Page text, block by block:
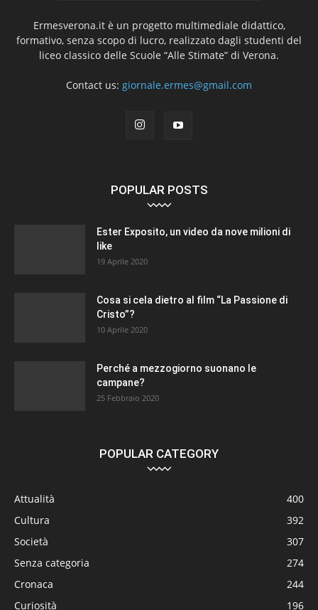
Ermesverona.it è un progetto multimediale didattico,
formativo, senza scopo di lucro, realizzato dagli studenti del
liceo classico delle Scuole “Alle Stimate” di Verona.
Contact us: giornale.ermes@gmail.com
POPULAR POSTS
Ester Exposito, un video da nove milioni di
like
19 Aprile 2020
Cosa si cela dietro al film “La Passione di
Cristo”?
10 Aprile 2020
Perché a mezzogiorno suonano le
campane?
25 Febbraio 2020
POPULAR CATEGORY
Attualità
400
Cultura
392
Società
307
Senza categoria
274
Cronaca
244
Curiosità
196